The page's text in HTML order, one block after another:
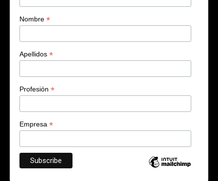
Nombre *
Apellidos *
Profesión *
Empresa *